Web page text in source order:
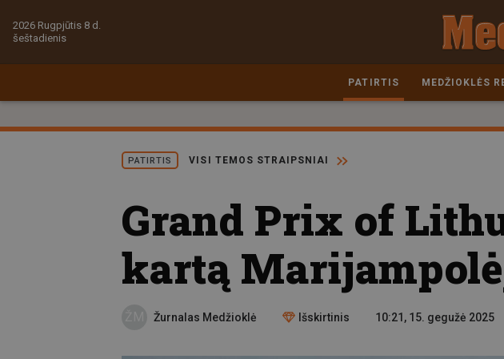
2026 Rugpjūtis 8 d.
šeštadienis
PATIRTIS MEDŽIOKLĖS
PATIRTIS VISI TEMOS STRAIPSNIAI
Grand Prix of
kartą
Žurnalas Medžioklė Išskirtinis 10:21, 15. gegužė 2025